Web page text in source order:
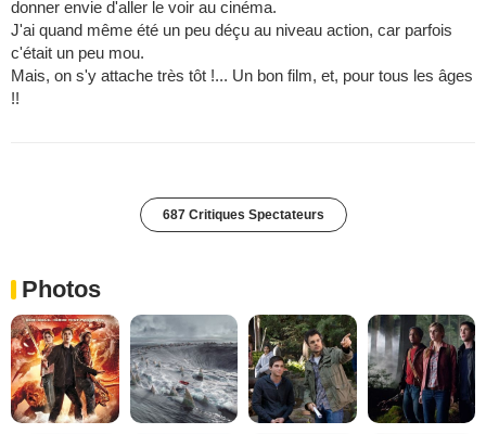
donner envie d'aller le voir au cinéma.
J'ai quand même été un peu déçu au niveau action, car parfois
c'était un peu mou.
Mais, on s'y attache très tôt !... Un bon film, et, pour tous les âges
!!
687 Critiques Spectateurs
Photos